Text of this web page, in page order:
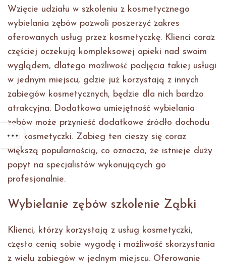
Wzięcie udziału w szkoleniu z kosmetycznego
wybielania zębów pozwoli poszerzyć zakres
oferowanych usług przez kosmetyczkę. Klienci coraz
częściej oczekują kompleksowej opieki nad swoim
wyglądem, dlatego możliwość podjęcia takiej usługi
w jednym miejscu, gdzie już korzystają z innych
zabiegów kosmetycznych, będzie dla nich bardzo
atrakcyjna. Dodatkowa umiejętność wybielania
zębów może przynieść dodatkowe źródło dochodu
dla kosmetyczki. Zabieg ten cieszy się coraz
większą popularnością, co oznacza, że istnieje duży
popyt na specjalistów wykonujących go
profesjonalnie.
Wybielanie zębów szkolenie Ząbki
Klienci, którzy korzystają z usług kosmetyczki,
często cenią sobie wygodę i możliwość skorzystania
z wielu zabiegów w jednym miejscu. Oferowanie